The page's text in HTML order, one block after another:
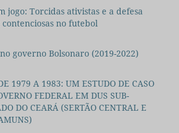
jogo: Torcidas ativistas e a defesa
no futebol
governo Bolsonaro (2019-2022)
1979 A 1983: UM ESTUDO DE CASO
FEDERAL EM DUS SUB-
DO CEARÁ (SERTÃO CENTRAL E